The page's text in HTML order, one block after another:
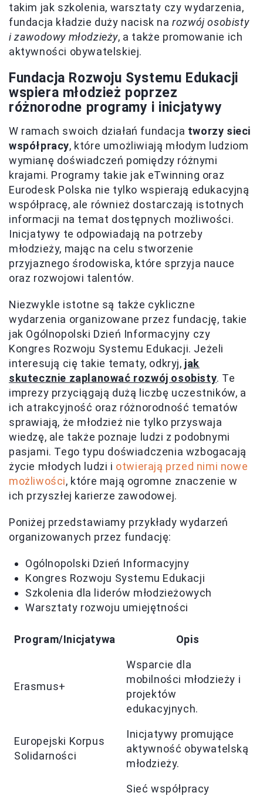
takim jak szkolenia, warsztaty czy wydarzenia,
fundacja kładzie duży nacisk narozwój osobisty
i zawodowy młodzieży, a także promowanie ich
aktywności obywatelskiej.
Fundacja Rozwoju Systemu Edukacji
wspiera młodzież poprzez
różnorodne programy i inicjatywy
W ramach swoich działań fundacja tworzy sieci
współpracy, które umożliwiają młodym ludziom
wymianę doświadczeń pomiędzy różnymi
krajami. Programy takie jak eTwinning oraz
Eurodesk Polska nie tylko wspierają edukacyjną
współpracę, ale również dostarczają istotnych
informacji na temat dostępnych możliwości.
Inicjatywy te odpowiadają na potrzeby
młodzieży, mając na celu stworzenie
przyjaznego środowiska, które sprzyja nauce
oraz rozwojowi talentów.
Niezwykle istotne są także cykliczne
wydarzenia organizowane przez fundację, takie
jak Ogólnopolski Dzień Informacyjny czy
Kongres Rozwoju Systemu Edukacji. Jeżeli
interesują cię takie tematy, odkryj, jak
skutecznie zaplanować rozwój osobisty. Te
imprezy przyciągają dużą liczbę uczestników, a
ich atrakcyjność oraz różnorodność tematów
sprawiają, że młodzież nie tylko przyswaja
wiedzę, ale także poznaje ludzi z podobnymi
pasjami. Tego typu doświadczenia wzbogacają
życie młodych ludzi i otwierają przed nimi nowe
możliwości, które mają ogromne znaczenie w
ich przyszłej karierze zawodowej.
Poniżej przedstawiamy przykłady wydarzeń
organizowanych przez fundację:
Ogólnopolski Dzień Informacyjny
Kongres Rozwoju Systemu Edukacji
Szkolenia dla liderów młodzieżowych
Warsztaty rozwoju umiejętności
Program/Inicjatywa Opis
Erasmus+
Wsparcie dla
mobilności młodzieży i
projektów
edukacyjnych.
Europejski Korpus
Solidarności
Inicjatywy promujące
aktywność obywatelską
młodzieży.
Sieć współpracy